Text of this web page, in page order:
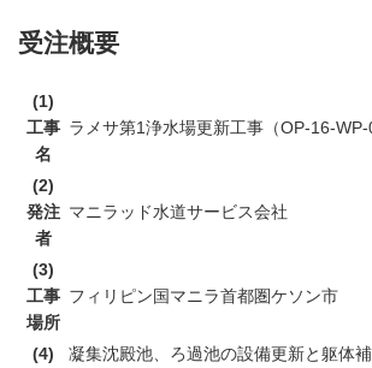
受注概要
(1)
工事
名
ラメサ第1浄水場更新工事（OP-16-WP-
(2)
発注
者
マニラッド水道サービス会社
(3)
工事
場所
フィリピン国マニラ首都圏ケソン市
(4)
凝集沈殿池、ろ過池の設備更新と躯体